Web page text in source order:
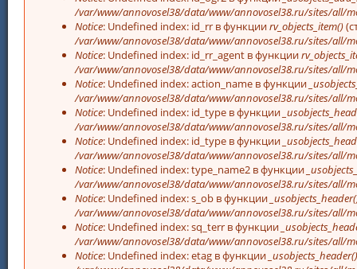
/var/www/annovosel38/data/www/annovosel38.ru/sites/all/
Notice: Undefined index: id_rr в функцииrv_objects_item()
/var/www/annovosel38/data/www/annovosel38.ru/sites/all/
Notice: Undefined index: id_rr_agent в функции
/var/www/annovosel38/data/www/annovosel38.ru/sites/all/
Notice: Undefined index: action_name в функции
/var/www/annovosel38/data/www/annovosel38.ru/sites/all/
Notice: Undefined index: id_type в функции
/var/www/annovosel38/data/www/annovosel38.ru/sites/all/
Notice: Undefined index: id_type в функции
/var/www/annovosel38/data/www/annovosel38.ru/sites/all/
Notice: Undefined index: type_name2 в функции
/var/www/annovosel38/data/www/annovosel38.ru/sites/all/
Notice: Undefined index: s_ob в функции
/var/www/annovosel38/data/www/annovosel38.ru/sites/all/
Notice: Undefined index: sq_terr в функции
/var/www/annovosel38/data/www/annovosel38.ru/sites/all/
Notice: Undefined index: etag в функции _usobjects_header()